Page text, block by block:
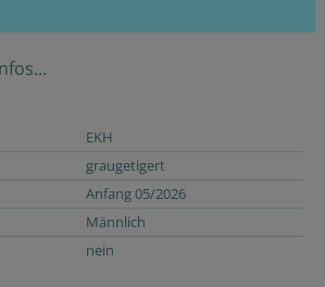
EKH
graugetigert
Anfang 05/2026
Männlich
nein